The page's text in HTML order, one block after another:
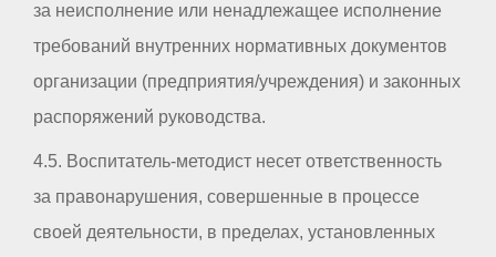
за неисполнение или ненадлежащее исполнение
требований внутренних нормативных документов
организации (предприятия/учреждения) и законных
распоряжений руководства.
4.5. Воспитатель-методист несет ответственность
за правонарушения, совершенные в процессе
своей деятельности, в пределах, установленных